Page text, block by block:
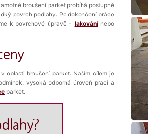
broušení parket probíhá postupně
povrch podlahy. Po dokončení práce
k povrchové úpravě - lakovánínebo
oblasti broušení parket. Naším cílem je
vysoká odborná úroveň prací a
parket.